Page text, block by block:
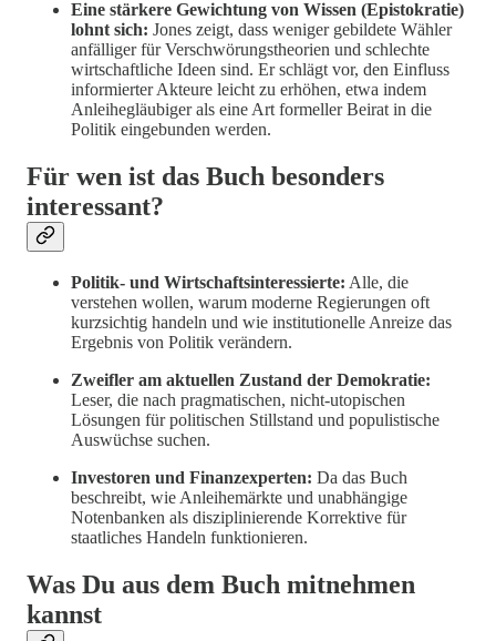
Eine stärkere Gewichtung von Wissen (Epistokratie)
lohnt sich: Jones zeigt, dass weniger gebildete Wähler
anfälliger für Verschwörungstheorien und schlechte
wirtschaftliche Ideen sind. Er schlägt vor, den Einfluss
informierter Akteure leicht zu erhöhen, etwa indem
Anleihegläubiger als eine Art formeller Beirat in die
Politik eingebunden werden.
Für wen ist das Buch besonders
interessant?
Politik- und Wirtschaftsinteressierte: Alle, die
verstehen wollen, warum moderne Regierungen oft
kurzsichtig handeln und wie institutionelle Anreize das
Ergebnis von Politik verändern.
Zweifler am aktuellen Zustand der Demokratie:
Leser, die nach pragmatischen, nicht-utopischen
Lösungen für politischen Stillstand und populistische
Auswüchse suchen.
Investoren und Finanzexperten: Da das Buch
beschreibt, wie Anleihemärkte und unabhängige
Notenbanken als disziplinierende Korrektive für
staatliches Handeln funktionieren.
Was Du aus dem Buch mitnehmen
kannst